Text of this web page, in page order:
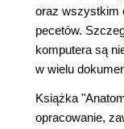
oraz wszystkim
pecetów.
komputera są
w wielu
Książka
opracowanie,